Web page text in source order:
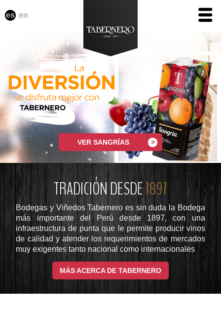
es en
VER SANGRÍAS
TRADICIÓN DESDE1897
Bodegas y Viñedos Tabernero es sin duda la Bodega
más importante del Perú desde 1897, con una
infraestructura de punta que le permite producir vinos
de calidad y atender los requerimientos de mercados
muy exigentes tanto nacional como internacionales
MÁS ACERCA DE TABERNERO